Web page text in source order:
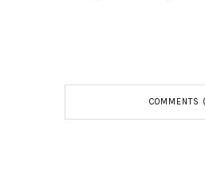
COMMENTS